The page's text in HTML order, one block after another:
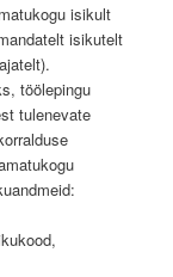
isikult
isikutelt
töölepingu
tulenevate